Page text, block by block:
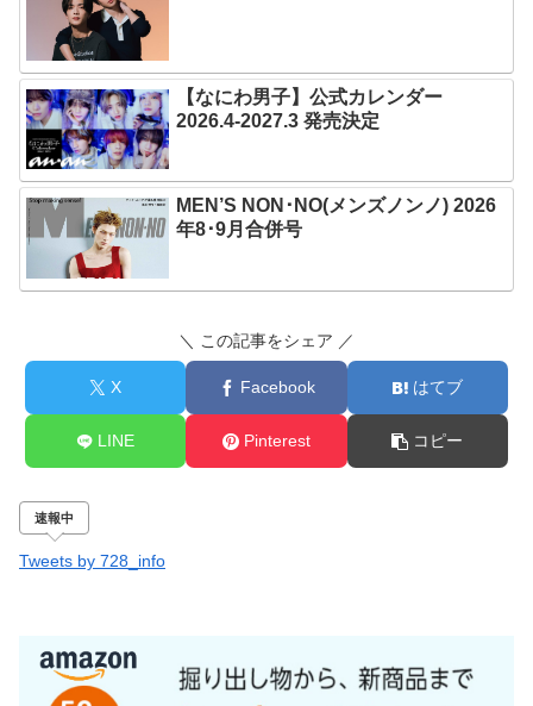
【なにわ男子】公式カレンダー
2026.4-2027.3 発売決定
MEN’S NON･NO(メンズノンノ) 2026
年8･9月合併号
＼ この記事をシェア ／
X Facebook はてブ
LINE Pinterest コピー
速報中
Tweets by 728_info